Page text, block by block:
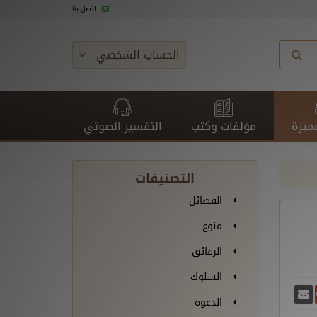
اتصل بنا
الحساب الشخصي
مؤلفات وكتب التفسير الصوتي
شارك على غوغل بلس
التصنيفات
الفضائل
منوع
الرقائق
السلوك
الدعوة